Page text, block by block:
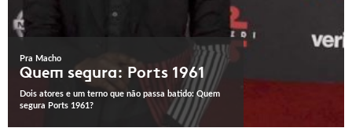
Pra Macho
Quem segura: Ports 1961
Dois atores e um terno que não passa batido: Quem
segura Ports 1961?